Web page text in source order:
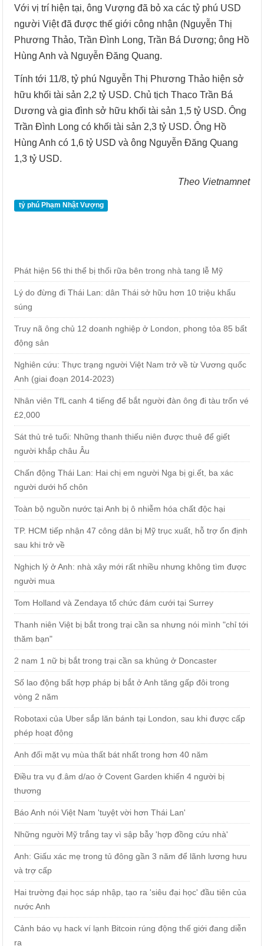
Với vị trí hiện tại, ông Vượng đã bỏ xa các tỷ phú USD
người Việt đã được thế giới công nhận (Nguyễn Thị
Phương Thảo, Trần Đình Long, Trần Bá Dương; ông Hồ
Hùng Anh và Nguyễn Đăng Quang.
Tính tới 11/8, tỷ phú Nguyễn Thị Phương Thảo hiện sở
hữu khối tài sản 2,2 tỷ USD. Chủ tịch Thaco Trần Bá
Dương và gia đình sở hữu khối tài sản 1,5 tỷ USD. Ông
Trần Đình Long có khối tài sản 2,3 tỷ USD. Ông Hồ
Hùng Anh có 1,6 tỷ USD và ông Nguyễn Đăng Quang
1,3 tỷ USD.
Theo Vietnamnet
tỷ phú Phạm Nhật Vượng
Phát hiện 56 thi thể bị thối rữa bên trong nhà tang lễ Mỹ
Lý do đừng đi Thái Lan: dân Thái sở hữu hơn 10 triệu khẩu
súng
Truy nã ông chủ 12 doanh nghiệp ở London, phong tỏa 85 bất
động sản
Nghiên cứu: Thực trạng người Việt Nam trở về từ Vương quốc
Anh (giai đoạn 2014-2023)
Nhân viên TfL canh 4 tiếng để bắt người đàn ông đi tàu trốn vé
£2,000
Sát thủ trẻ tuổi: Những thanh thiếu niên được thuê để giết
người khắp châu Âu
Chấn động Thái Lan: Hai chị em người Nga bị gi.ết, ba xác
người dưới hố chôn
Toàn bộ nguồn nước tại Anh bị ô nhiễm hóa chất độc hại
TP. HCM tiếp nhận 47 công dân bị Mỹ trục xuất, hỗ trợ ổn định
sau khi trở về
Nghịch lý ở Anh: nhà xây mới rất nhiều nhưng không tìm được
người mua
Tom Holland và Zendaya tổ chức đám cưới tại Surrey
Thanh niên Việt bị bắt trong trại cần sa nhưng nói mình "chỉ tới
thăm bạn"
2 nam 1 nữ bị bắt trong trại cần sa khủng ở Doncaster
Số lao động bất hợp pháp bị bắt ở Anh tăng gấp đôi trong
vòng 2 năm
Robotaxi của Uber sắp lăn bánh tại London, sau khi được cấp
phép hoạt động
Anh đối mặt vụ mùa thất bát nhất trong hơn 40 năm
Điều tra vụ đ.âm d/ao ở Covent Garden khiến 4 người bị
thương
Báo Anh nói Việt Nam 'tuyệt vời hơn Thái Lan'
Những người Mỹ trắng tay vì sập bẫy 'hợp đồng cứu nhà'
Anh: Giấu xác mẹ trong tủ đông gần 3 năm để lãnh lương hưu
và trợ cấp
Hai trường đại học sáp nhập, tạo ra 'siêu đại học' đầu tiên của
nước Anh
Cảnh báo vụ hack ví lạnh Bitcoin rúng động thế giới đang diễn
ra